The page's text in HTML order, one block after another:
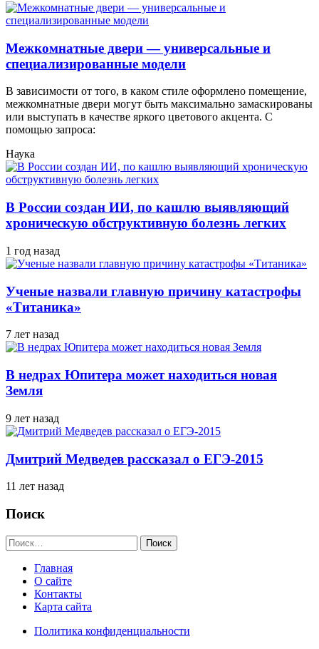
Межкомнатные двери — универсальные и
специализированные модели
В зависимости от того, в каком стиле оформлено помещение,
межкомнатные двери могут быть максимально замаскированы
или выступать в качестве яркого цветового акцента. С
помощью запроса:
Наука
В России создан ИИ, по кашлю выявляющий
хроническую обструктивную болезнь легких
1 год назад
Ученые назвали главную причину катастрофы
«Титаника»
7 лет назад
В недрах Юпитера может находиться новая
Земля
9 лет назад
Дмитрий Медведев рассказал о ЕГЭ-2015
11 лет назад
Поиск
Найти:
Главная
О сайте
Контакты
Карта сайта
Политика конфиденциальности